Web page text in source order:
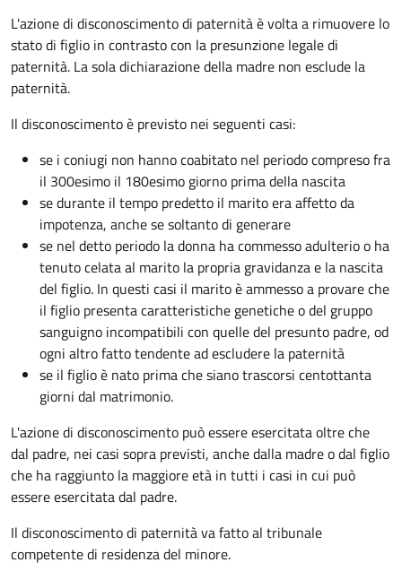
L'azione di disconoscimento di paternità è volta a rimuovere lo
stato di figlio in contrasto con la presunzione legale di
paternità. La sola dichiarazione della madre non esclude la
paternità.
Il disconoscimento è previsto nei seguenti casi:
se i coniugi non hanno coabitato nel periodo compreso fra
il 300esimo il 180esimo giorno prima della nascita
se durante il tempo predetto il marito era affetto da
impotenza, anche se soltanto di generare
se nel detto periodo la donna ha commesso adulterio o ha
tenuto celata al marito la propria gravidanza e la nascita
del figlio. In questi casi il marito è ammesso a provare che
il figlio presenta caratteristiche genetiche o del gruppo
sanguigno incompatibili con quelle del presunto padre, od
ogni altro fatto tendente ad escludere la paternità
se il figlio è nato prima che siano trascorsi centottanta
giorni dal matrimonio.
L'azione di disconoscimento può essere esercitata oltre che
dal padre, nei casi sopra previsti, anche dalla madre o dal figlio
che ha raggiunto la maggiore età in tutti i casi in cui può
essere esercitata dal padre.
Il disconoscimento di paternità va fatto al tribunale
competente di residenza del minore.